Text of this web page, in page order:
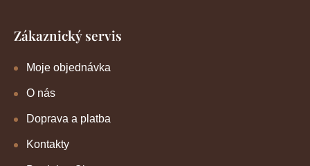
Zákaznický servis
Moje objednávka
O nás
Doprava a platba
Kontakty